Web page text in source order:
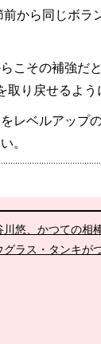
から同じボラ
こその補強だ
り戻せるよう
レベルアップ
。
川悠、かつての相
グラス・タンキが